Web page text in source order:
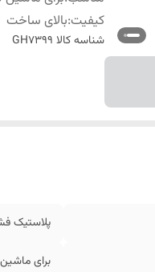
کیفیت:بالای ساخت
شناسه کالا GH7399
پلاستیک
برای